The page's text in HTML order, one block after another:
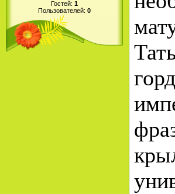
Гостей: 1
Пользователей: 0